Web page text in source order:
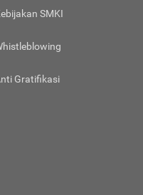
SMKI
Gratifikasi